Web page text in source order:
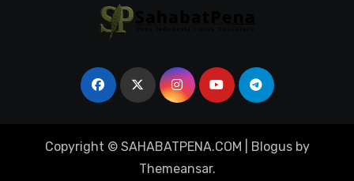
Copyright © SAHABATPENA.COM Blogusby
Themeansar.